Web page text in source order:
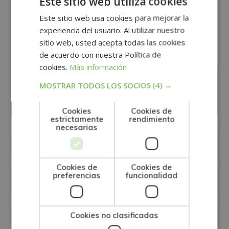
contenidos y autenticidad del título a nivel
nacional e internacional.
Solicita información
Este sitio web usa cookies para mejorar la
experiencia del usuario. Al utilizar nuestro
sitio web, usted acepta todas las cookies
de acuerdo con nuestra Política de
cookies. Más información
MOSTRAR TODOS LOS SOCIOS (4) →
Cookies
estrictamente
necesarias
Cookies de
rendimiento
Cookies de
preferencias
Cookies de
funcionalidad
Cookies no clasificadas